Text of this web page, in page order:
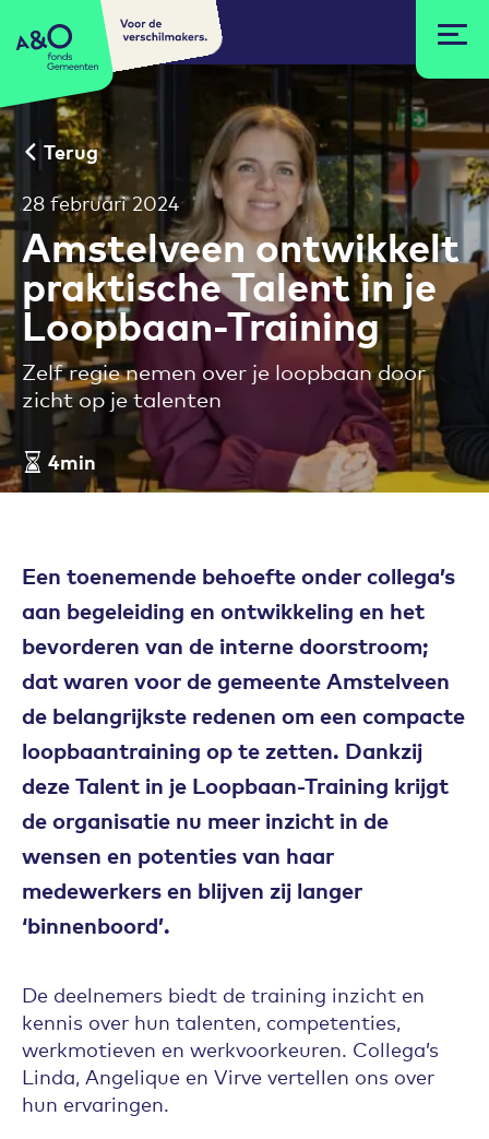
A&O fonds Gemeenten
Voor de
verschilmakers.
Terug
28 februari 2024
Amstelveen ontwikkelt
praktische Talent in je
Loopbaan-Training
Zelf regie nemen over je loopbaan door
zicht op je talenten
Leestijd artikel
4min
Een toenemende behoefteonder collega’s
aan begeleiding en ontwikkeling en het
bevorderen van de interne doorstroom;
dat waren voor de gemeente Amstelveen
de belangrijkste redenen om een compacte
loopbaantraining op te zetten. Dankzij
deze Talent in je Loopbaan-Training krijgt
de organisatie nu meer inzicht in de
wensen en potenties van haar
medewerkers en blijven zij langer
‘binnenboord’.
De deelnemers biedt de training inzicht en
kennis over hun talenten, competenties,
werkmotieven en werkvoorkeuren. Collega’s
Linda, Angelique en Virve vertellen ons over
hun ervaringen.